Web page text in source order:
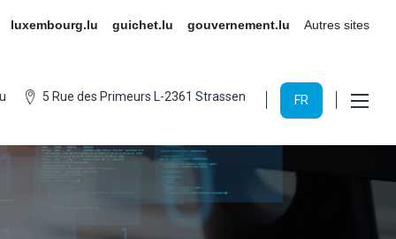
luxembourg.lu guichet.lu gouvernement.lu Autres sites
5 Rue des Primeurs L-2361 Strassen FR